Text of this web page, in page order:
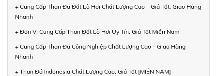
+ Cung Cấp Than Đá Đốt Lò Hơi Chất Lượng Cao – Giá Tốt, Giao Hàng
Nhanh
+ Đơn Vị Cung Cấp Than Đốt Lò Hơi Uy Tín, Giá Tốt Miền Nam
+ Cung Cấp Than Đá Công Nghiệp Chất Lượng Cao – Giao Hàng
Nhanh
+ Than Đá Indonesia Chất Lượng Cao, Giá Tốt [MIỀN NAM]